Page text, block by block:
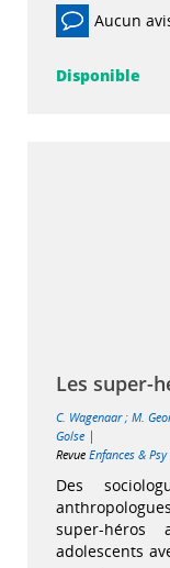
Aucun
Disponible
Les super-
C. Wagenaar; M.
Golse |
Revue Enfances &
Des
super-
adolescents